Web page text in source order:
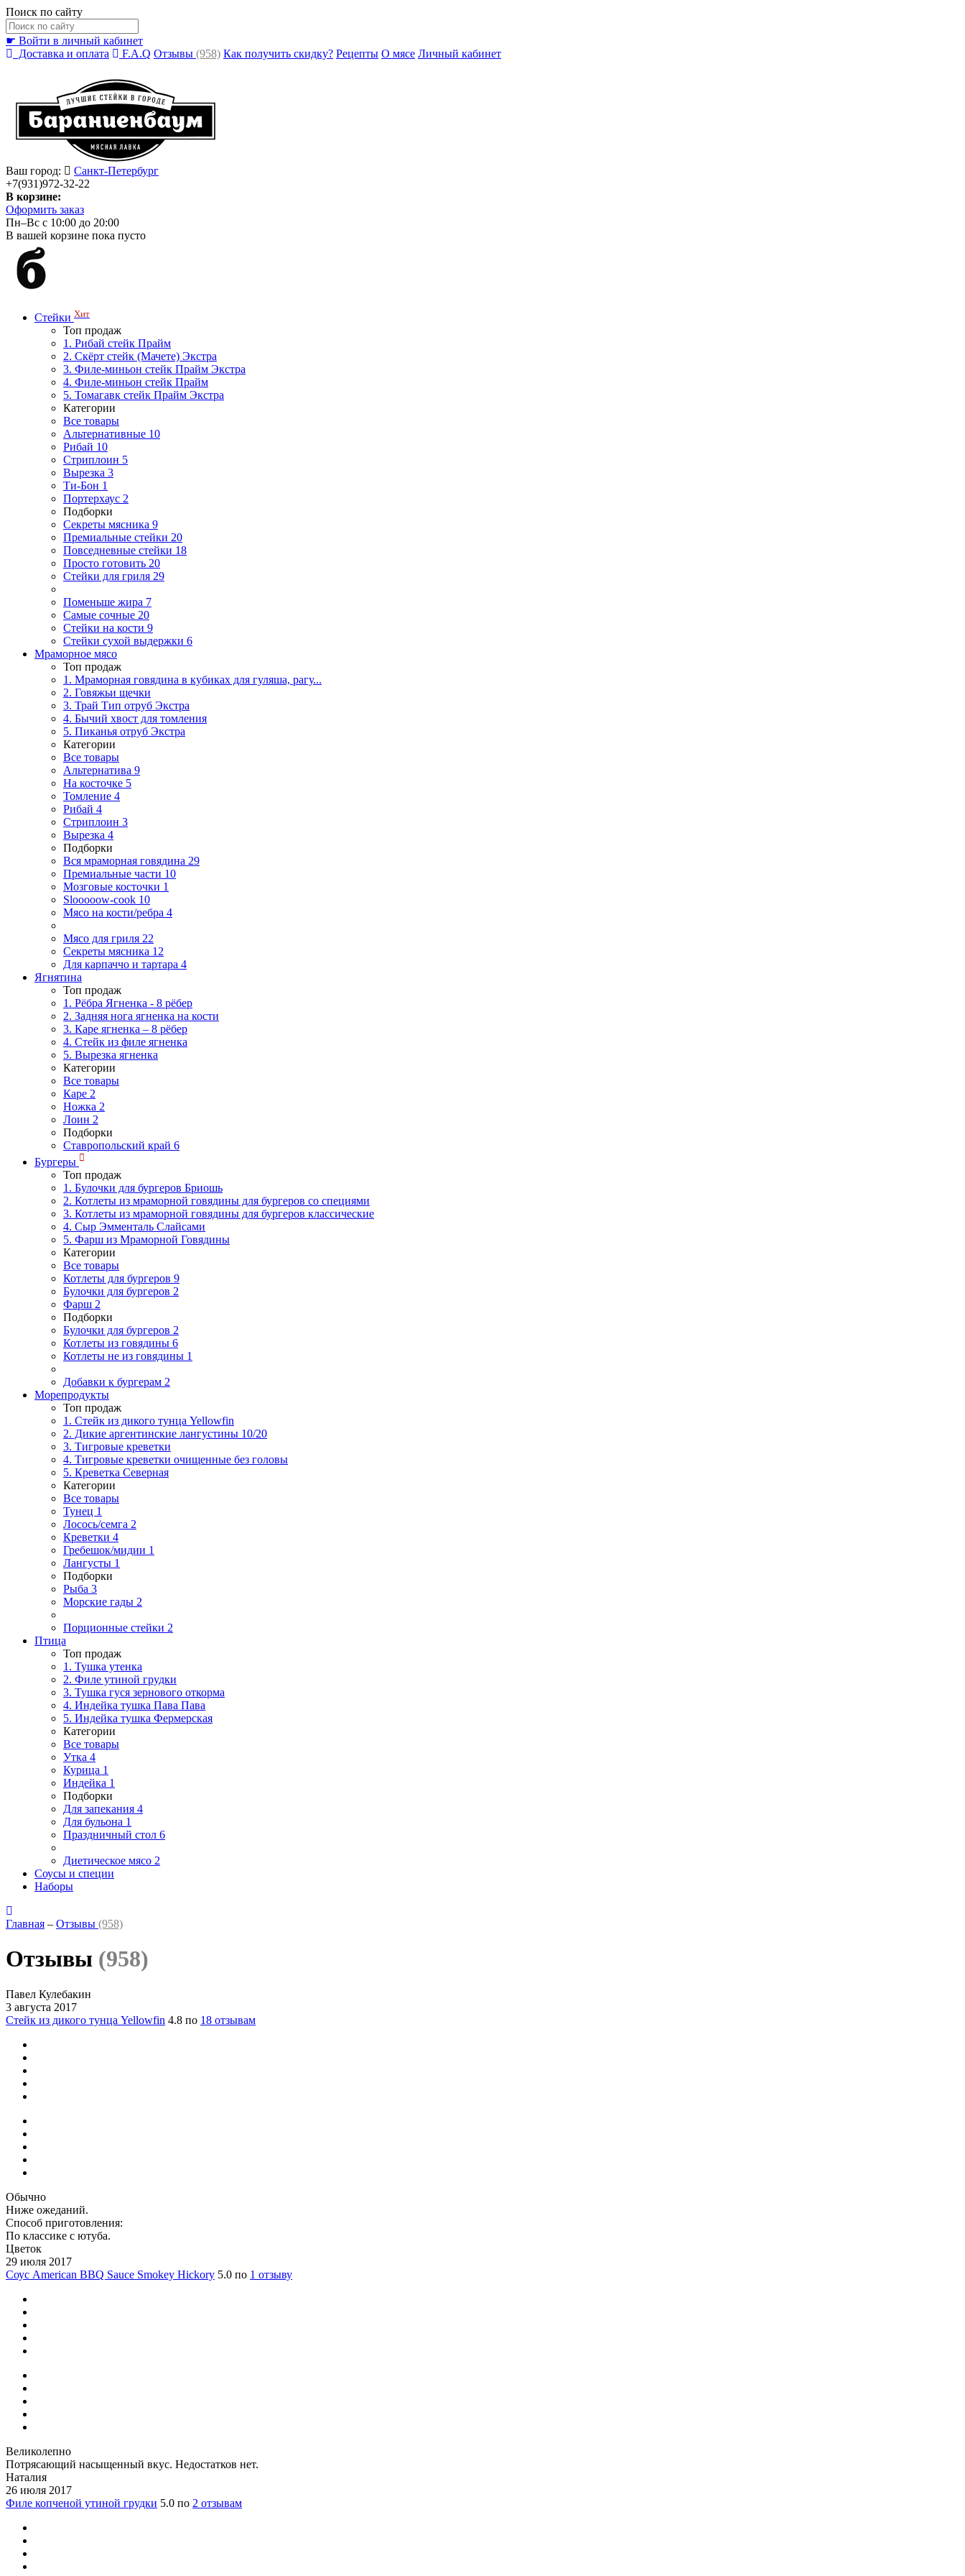
Поиск по сайту
☛ Войти в личный кабинет
Доставка и оплата
F.A.Q Отзывы (958) Как получить скидку? Рецепты О мясе Личный кабинет
Ваш город:
Санкт-Петербург
+7(931)972-32-22
В корзине:
Оформить заказ
Пн–Вс с 10:00 до 20:00
В вашей корзине пока пусто
Стейки Хит
Топ продаж
1. Рибай cтейк Прайм
2. Скёрт стейк (Мачете) Экстра
3. Филе-миньон стейк Прайм Экстра
4. Филе-миньон стейк Прайм
5. Томагавк стейк Прайм Экстра
Категории
Все товары
Альтернативные 10
Рибай 10
Стриплоин 5
Вырезка 3
Ти-Бон 1
Портерхаус 2
Подборки
Секреты мясника 9
Премиальные стейки 20
Повседневные стейки 18
Просто готовить 20
Стейки для гриля 29
Поменьше жира 7
Самые сочные 20
Стейки на кости 9
Стейки сухой выдержки 6
Мраморное мясо
Топ продаж
1. Мраморная говядина в кубиках для гуляша, рагу...
2. Говяжьи щечки
3. Трай Тип отруб Экстра
4. Бычий хвост для томления
5. Пиканья отруб Экстра
Категории
Все товары
Альтернатива 9
На косточке 5
Томление 4
Рибай 4
Стриплоин 3
Вырезка 4
Подборки
Вся мраморная говядина 29
Премиальные части 10
Мозговые косточки 1
Slooooow-cook 10
Мясо на кости/ребра 4
Мясо для гриля 22
Секреты мясника 12
Для карпаччо и тартара 4
Ягнятина
Топ продаж
1. Рёбра Ягненка - 8 рёбер
2. Задняя нога ягненка на кости
3. Каре ягненка – 8 рёбер
4. Стейк из филе ягненка
5. Вырезка ягненка
Категории
Все товары
Каре 2
Ножка 2
Лоин 2
Подборки
Ставропольский край 6
Бургеры
Топ продаж
1. Булочки для бургеров Бриошь
2. Котлеты из мраморной говядины для бургеров со специями
3. Котлеты из мраморной говядины для бургеров классические
4. Сыр Эмменталь Слайсами
5. Фарш из Мраморной Говядины
Категории
Все товары
Котлеты для бургеров 9
Булочки для бургеров 2
Фарш 2
Подборки
Булочки для бургеров 2
Котлеты из говядины 6
Котлеты не из говядины 1
Добавки к бургерам 2
Морепродукты
Топ продаж
1. Стейк из дикого тунца Yellowfin
2. Дикие аргентинские лангустины 10/20
3. Тигровые креветки
4. Тигровые креветки очищенные без головы
5. Креветка Cеверная
Категории
Все товары
Тунец 1
Лосось/семга 2
Креветки 4
Гребешок/мидии 1
Лангусты 1
Подборки
Рыба 3
Морские гады 2
Порционные стейки 2
Птица
Топ продаж
1. Тушка утенка
2. Филе утиной грудки
3. Тушка гуся зернового откорма
4. Индейка тушка Пава Пава
5. Индейка тушка Фермерская
Категории
Все товары
Утка 4
Курица 1
Индейка 1
Подборки
Для запекания 4
Для бульона 1
Праздничный стол 6
Диетическое мясо 2
Соусы и специи
Наборы
Главная – Отзывы (958)
Отзывы (958)
Павел Кулебакин
3 августа 2017
Стейк из дикого тунца Yellowfin 4.8 по 18 отзывам
Обычно
Ниже ожеданий.
Способ приготовления:
По классике с ютуба.
Цветок
29 июля 2017
Соус American BBQ Sauce Smokey Hickory 5.0 по 1 отзыву
Великолепно
Потрясающий насыщенный вкус. Недостатков нет.
Наталия
26 июля 2017
Филе копченой утиной грудки 5.0 по 2 отзывам